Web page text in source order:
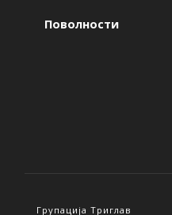
Поволности
Групација Триглав